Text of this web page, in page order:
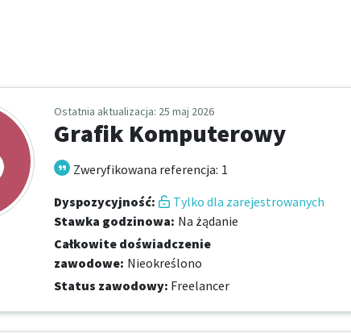
Ostatnia aktualizacja: 25 maj 2026
Grafik Komputerowy
Zweryfikowana referencja: 1
Dyspozycyjność:
Tylko dla zarejestrowanych
Stawka godzinowa: Na żądanie
Całkowite doświadczenie
zawodowe: Nieokreślono
Status zawodowy: Freelancer